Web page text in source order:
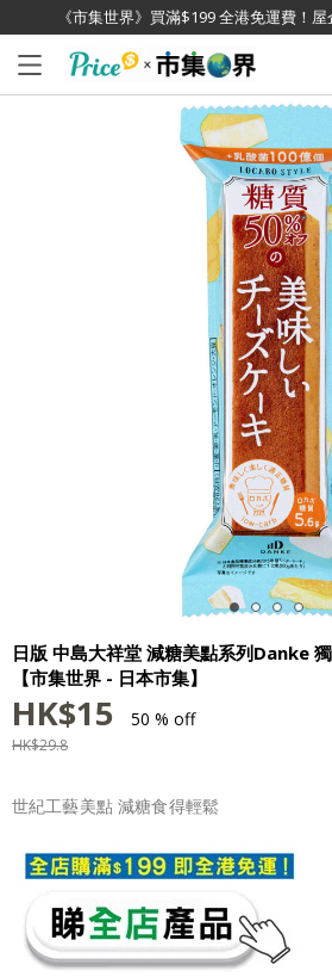
《市集世界》買滿$199 全港免運費！
已加入購物車
日版 中島大祥堂 減糖美點系列Danke
【市集世界 - 日本市集】
HK$15 50 % off
HK$29.8
世紀工藝美點 減糖食得輕鬆